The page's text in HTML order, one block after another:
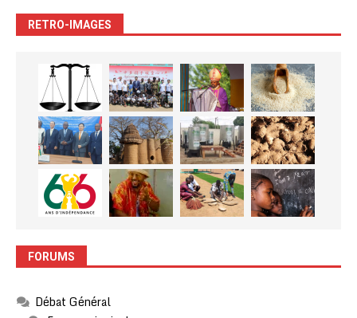
RETRO-IMAGES
FORUMS
Débat Général